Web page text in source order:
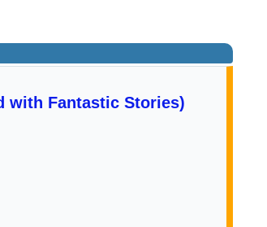
with Fantastic Stories)